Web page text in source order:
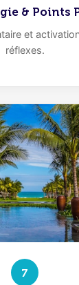
& Points
et
réflexes.
7